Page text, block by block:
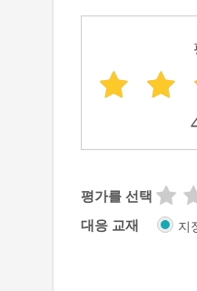
평가를 선택
대응 교재 지